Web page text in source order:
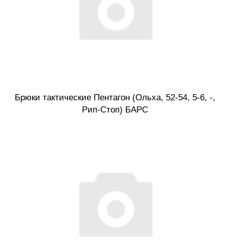
Брюки тактические Пентагон (Ольха, 52-54, 5-6, -,
Рип-Стоп) БАРС